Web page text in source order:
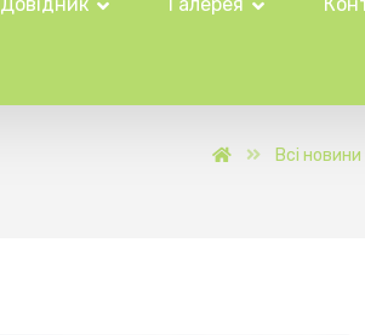
Всі новини